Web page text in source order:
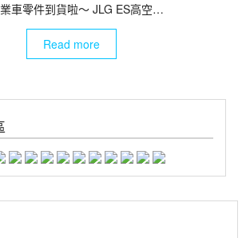
車零件到貨啦～ JLG ES高空…
Read more